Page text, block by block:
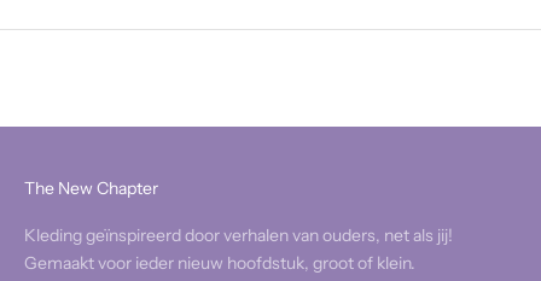
The New Chapter
Kleding geïnspireerd door verhalen van ouders, net als jij!
Gemaakt voor ieder nieuw hoofdstuk, groot of klein.